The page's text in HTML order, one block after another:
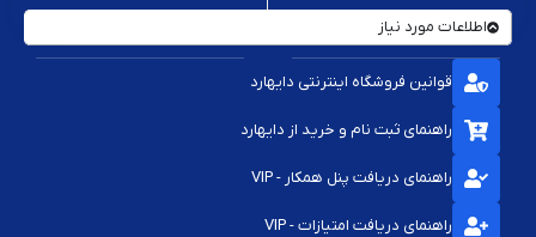
اطلاعات مورد نیاز
قوانین فروشگاه اینترنتی دایهارد
راهنمای ثبت نام و خرید از دایهارد
راهنمای دریافت پنل همکار - VIP
راهنمای دریافت امتیازات - VIP